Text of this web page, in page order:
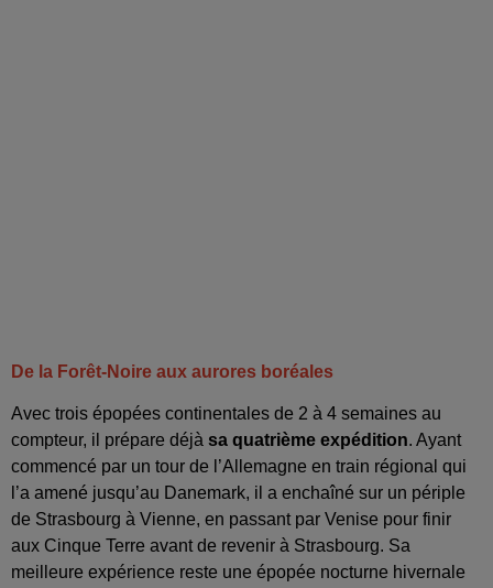
De la Forêt-Noire aux aurores boréales
Avec trois épopées continentales de 2 à 4 semaines au
compteur, il prépare déjà sa quatrième expédition. Ayant
commencé par un tour de l’Allemagne en train régional qui
l’a amené jusqu’au Danemark, il a enchaîné sur un périple
de Strasbourg à Vienne, en passant par Venise pour finir
aux Cinque Terre avant de revenir à Strasbourg. Sa
meilleure expérience reste une épopée nocturne hivernale